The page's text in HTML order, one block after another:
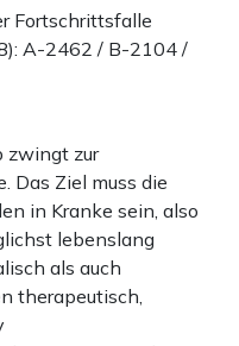
Fortschrittsfalle
A-2462 / B-2104 /
zwingt zur
Das Ziel muss die
in Kranke sein, also
lebenslang
als auch
therapeutisch,